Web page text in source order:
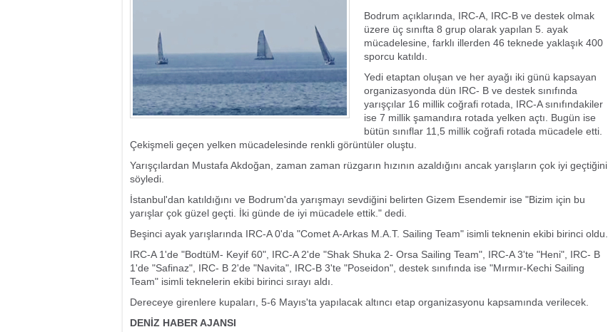
Bodrum açıklarında, IRC-A, IRC-B ve destek olmak
üzere üç sınıfta 8 grup olarak yapılan 5. ayak
mücadelesine, farklı illerden 46 teknede yaklaşık 400
sporcu katıldı.
Yedi etaptan oluşan ve her ayağı iki günü kapsayan
organizasyonda dün IRC- B ve destek sınıfında
yarışçılar 16 millik coğrafi rotada, IRC-A sınıfındakiler
ise 7 millik şamandıra rotada yelken açtı. Bugün ise
bütün sınıflar 11,5 millik coğrafi rotada mücadele etti.
Çekişmeli geçen yelken mücadelesinde renkli görüntüler oluştu.
Yarışçılardan Mustafa Akdoğan, zaman zaman rüzgarın hızının azaldığını ancak yarışların çok iyi geçtiğini
söyledi.
İstanbul'dan katıldığını ve Bodrum'da yarışmayı sevdiğini belirten Gizem Esendemir ise "Bizim için bu
yarışlar çok güzel geçti. İki günde de iyi mücadele ettik." dedi.
Beşinci ayak yarışlarında IRC-A 0'da "Comet A-Arkas M.A.T. Sailing Team" isimli teknenin ekibi birinci oldu.
IRC-A 1'de "BodtüM- Keyif 60", IRC-A 2'de "Shak Shuka 2- Orsa Sailing Team", IRC-A 3'te "Heni", IRC- B
1'de "Safinaz", IRC- B 2'de "Navita", IRC-B 3'te "Poseidon", destek sınıfında ise "Mırmır-Kechi Sailing
Team" isimli teknelerin ekibi birinci sırayı aldı.
Dereceye girenlere kupaları, 5-6 Mayıs'ta yapılacak altıncı etap organizasyonu kapsamında verilecek.
DENİZ HABER AJANSI